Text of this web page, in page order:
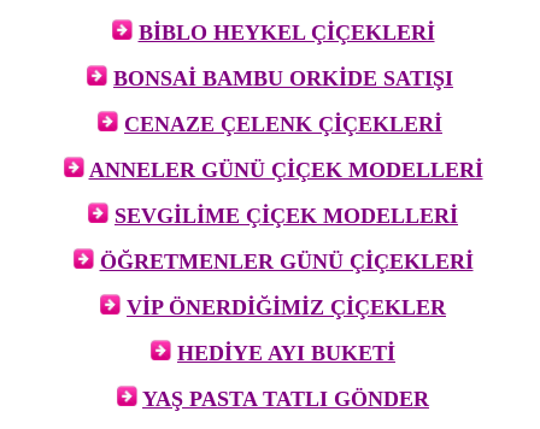
BİBLO HEYKEL ÇİÇEKLERİ
BONSAİ BAMBU ORKİDE SATIŞI
CENAZE ÇELENK ÇİÇEKLERİ
ANNELER GÜNÜ ÇİÇEK MODELLERİ
SEVGİLİME ÇİÇEK MODELLERİ
ÖĞRETMENLER GÜNÜ ÇİÇEKLERİ
VİP ÖNERDİĞİMİZ ÇİÇEKLER
HEDİYE AYI BUKETİ
YAŞ PASTA TATLI GÖNDER